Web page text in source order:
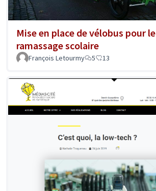
Mise en place de vélobus pour le
ramassage scolaire
François Letourmy 5 13